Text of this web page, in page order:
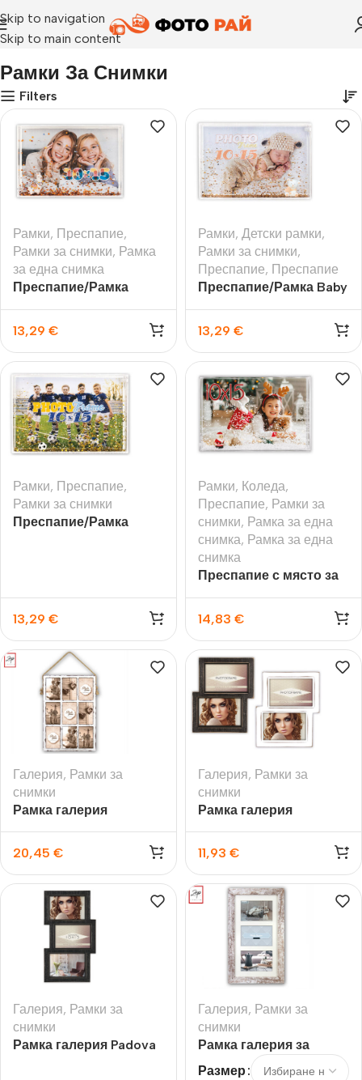
Skip to navigation
Skip to main content
Рамки За Снимки
Filters
Рамки, Преспапие,
Рамки за снимки, Рамка
за една снимка
Преспапие/Рамка
снимка 10х15 см.
13,29 €
Рамки, Детски рамки,
Рамки за снимки,
Преспапие, Преспапие
Преспапие/Рамка Baby
см.
13,29 €
Рамки, Преспапие,
Рамки за снимки
Преспапие/Рамка
13,29 €
Рамки, Коледа,
Преспапие, Рамки за
снимки, Рамка за една
снимка, Рамка за една
снимка
Преспапие с място за
14,83 €
Галерия, Рамки за
снимки
Рамка галерия
Kingscote
20,45 €
Галерия, Рамки за
снимки
Рамка галерия
Mantova за 2бр снимки
10×15
11,93 €
Галерия, Рамки за
снимки
Рамка галерия Padova
Галерия, Рамки за
снимки
Рамка галерия за
снимки Nelson 6Q
Размер